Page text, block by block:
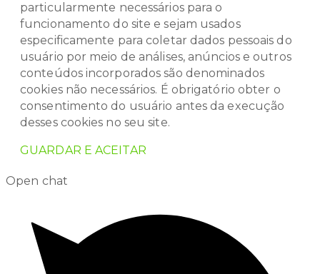
particularmente necessários para o
funcionamento do site e sejam usados
especificamente para coletar dados pessoais do
usuário por meio de análises, anúncios e outros
conteúdos incorporados são denominados
cookies não necessários. É obrigatório obter o
consentimento do usuário antes da execução
desses cookies no seu site.
GUARDAR E ACEITAR
Open chat